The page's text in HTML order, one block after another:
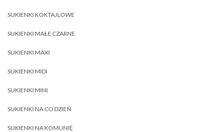
SUKIENKI KOKTAJLOWE
SUKIENKI MAŁE CZARNE
SUKIENKI MAXI
SUKIENKI MIDI
SUKIENKI MINI
SUKIENKI NA CO DZIEŃ
SUKIENKI NA KOMUNIĘ